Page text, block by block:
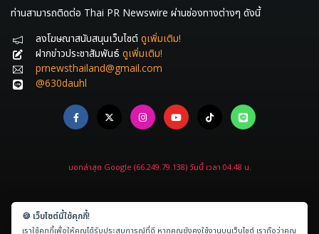
ท่านสามารถติดต่อ Thai PR Newswire ผ่านช่องทางต่างๆ ดังนี้
ลงโฆษณาสนับสนุนเว็บไซต์ ดูเพิ่มเติม!
ฝากข่าวประชาสัมพันธ์ ดูเพิ่มเติม!
prnewsthailand@gmail.com
@630dauhl
บอทล่าสุด Google (66.249.79.138) วันนี้ เวลา 04.48 น.
🍪 เว็บไซต์นี้ใช้คุกกี้!
เราใช้คุกกี้เพื่อให้คุณได้รับประสบการณ์ที่ดี หากคุณยังคงใช้งานบนเว็บไซต์ เราถือว่าคุณ